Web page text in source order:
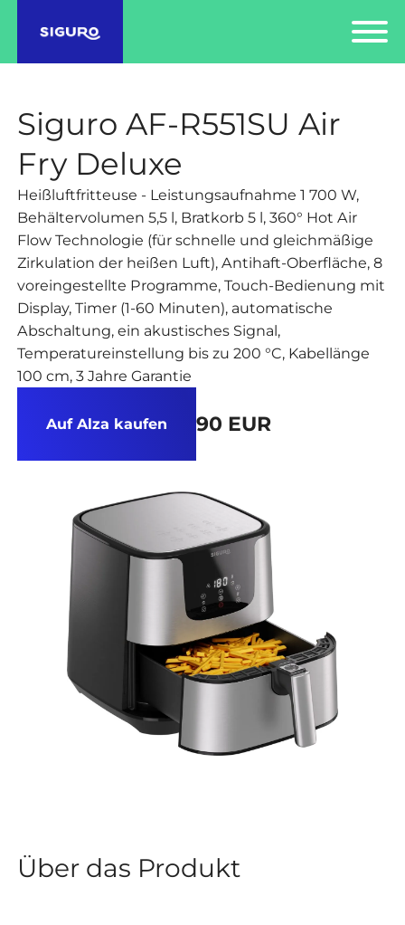
Siguro AF-R551SU Air
Fry Deluxe
Heißluftfritteuse - Leistungsaufnahme 1 700 W,
Behältervolumen 5,5 l, Bratkorb 5 l, 360° Hot Air
Flow Technologie (für schnelle und gleichmäßige
Zirkulation der heißen Luft), Antihaft-Oberfläche, 8
voreingestellte Programme, Touch-Bedienung mit
Display, Timer (1-60 Minuten), automatische
Abschaltung, ein akustisches Signal,
Temperatureinstellung bis zu 200 °C, Kabellänge
100 cm, 3 Jahre Garantie
Auf Alza kaufen 90 EUR
Über das Produkt